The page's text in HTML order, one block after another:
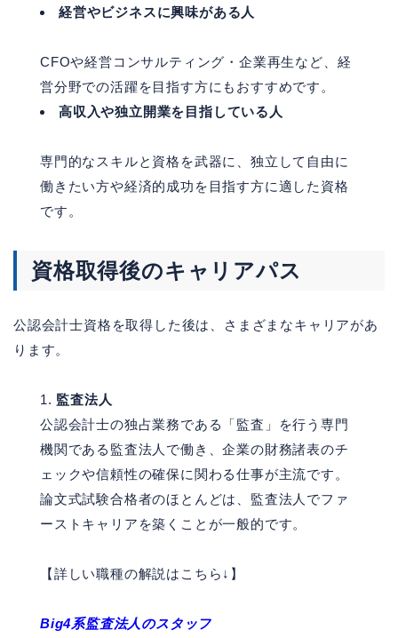
経営やビジネスに興味がある人
CFOや経営コンサルティング・企業再生など、経
営分野での活躍を目指す方にもおすすめです。
高収入や独立開業を目指している人
専門的なスキルと資格を武器に、独立して自由に
働きたい方や経済的成功を目指す方に適した資格
です。
資格取得後のキャリアパス
公認会計士資格を取得した後は、さまざまなキャリアがあ
ります。
監査法人
公認会計士の独占業務である「監査」を行う専門
機関である監査法人で働き、企業の財務諸表のチ
ェックや信頼性の確保に関わる仕事が主流です。
論文式試験合格者のほとんどは、監査法人でファ
ーストキャリアを築くことが一般的です。
【詳しい職種の解説はこちら↓】
Big4系監査法人のスタッフ